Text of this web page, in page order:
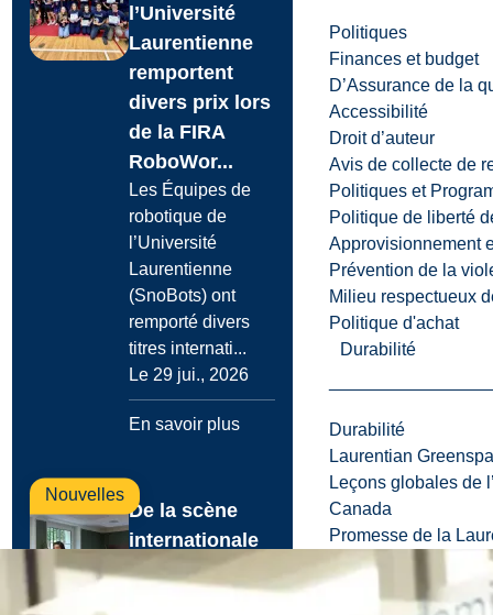
Politiques
Finances et budget
D’Assurance de la
Accessibilité
Droit d’auteur
Avis de collecte de
Politiques et
Politique de liberté
Approvisionnement
Prévention de la
Milieu respectueux
Politique d'achat
Durabilité
Durabilité
Laurentian
Leçons globales de
Canada
Promesse de la
l’Université
Laurentienne
remportent
divers prix lors
de la FIRA
RoboWor...
Les Équipes de
robotique de
l’Université
Laurentienne
(SnoBots) ont
remporté divers
titres internati...
Le 29 jui., 2026
En savoir plus
Nouvelles
De la scène
internationale
aux études